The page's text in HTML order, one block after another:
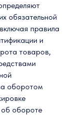
обязательной
правила
и
товаров,
оборотом
обороте